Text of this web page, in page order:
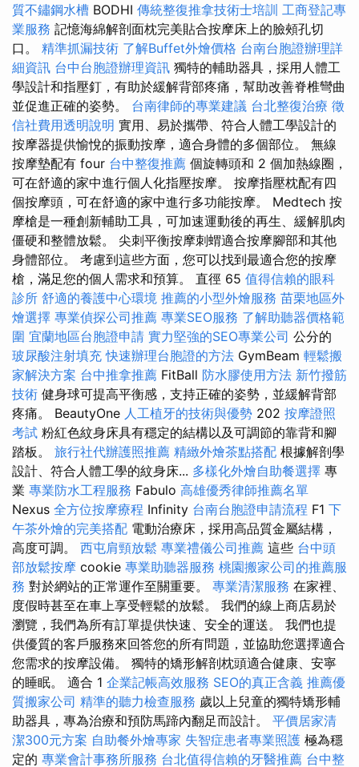
質不鏽鋼水槽 BODHI 傳統整復推拿技術士培訓 工商登記專
業服務 記憶海綿解剖面枕完美貼合按摩床上的臉頰孔切
口。 精準抓漏技術 了解Buffet外燴價格 台南台胞證辦理詳
細資訊 台中台胞證辦理資訊 獨特的輔助器具，採用人體工
學設計和指壓釘，有助於緩解背部疼痛，幫助改善脊椎彎曲
並促進正確的姿勢。 台南律師的專業建議 台北整復治療 徵
信社費用透明說明 實用、易於攜帶、符合人體工學設計的
按摩器提供愉悅的振動按摩，適合身體的多個部位。 無線
按摩墊配有 four 台中整復推薦 個旋轉頭和 2 個加熱線圈，
可在舒適的家中進行個人化指壓按摩。 按摩指壓枕配有四
個按摩頭，可在舒適的家中進行多功能按摩。 Medtech 按
摩槍是一種創新輔助工具，可加速運動後的再生、緩解肌肉
僵硬和整體放鬆。 尖刺平衡按摩刺蝟適合按摩腳部和其他
身體部位。 考慮到這些方面，您可以找到最適合您的按摩
槍，滿足您的個人需求和預算。 直徑 65 值得信賴的眼科
診所 舒適的養護中心環境 推薦的小型外燴服務 苗栗地區外
燴選擇 專業偵探公司推薦 專業SEO服務 了解助聽器價格範
圍 宜蘭地區台胞證申請 實力堅強的SEO專業公司 公分的
玻尿酸注射填充 快速辦理台胞證的方法 GymBeam 輕鬆搬
家解決方案 台中推拿推薦 FitBall 防水膠使用方法 新竹撥筋
技術 健身球可提高平衡感，支持正確的姿勢，並緩解背部
疼痛。 BeautyOne 人工植牙的技術與優勢 202 按摩證照
考試 粉紅色紋身床具有穩定的結構以及可調節的靠背和腳
踏板。 旅行社代辦護照推薦 精緻外燴茶點搭配 根據解剖學
設計、符合人體工學的紋身床... 多樣化外燴自助餐選擇 專
業 專業防水工程服務 Fabulo 高雄優秀律師推薦名單
Nexus 全方位按摩療程 Infinity 台南台胞證申請流程 F1 下
午茶外燴的完美搭配 電動治療床，採用高品質金屬結構，
高度可調。 西屯肩頸放鬆 專業禮儀公司推薦 這些 台中頭
部放鬆按摩 cookie 專業助聽器服務 桃園搬家公司的推薦服
務 對於網站的正常運作至關重要。 專業清潔服務 在家裡、
度假時甚至在車上享受輕鬆的放鬆。 我們的線上商店易於
瀏覽，我們為所有訂單提供快速、安全的運送。 我們也提
供優質的客戶服務來回答您的所有問題，並協助您選擇適合
您需求的按摩設備。 獨特的矯形解剖枕頭適合健康、安寧
的睡眠。 適合 1 企業記帳高效服務 SEO的真正含義 推薦優
質搬家公司 精準的聽力檢查服務 歲以上兒童的獨特矯形輔
助器具，專為治療和預防馬蹄內翻足而設計。 平價居家清
潔300元方案 自助餐外燴專家 失智症患者專業照護 極為穩
定的 專業會計事務所服務 台北值得信賴的牙醫推薦 台中整